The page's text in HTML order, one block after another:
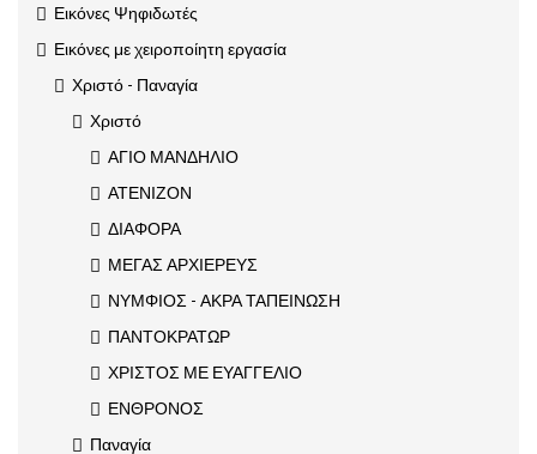
Εικόνες Ψηφιδωτές
Εικόνες με χειροποίητη εργασία
Χριστό - Παναγία
Χριστό
ΑΓΙΟ ΜΑΝΔΗΛΙΟ
ΑΤΕΝΙΖΟΝ
ΔΙΑΦΟΡΑ
ΜΕΓΑΣ ΑΡΧΙΕΡΕΥΣ
ΝΥΜΦΙΟΣ - ΑΚΡΑ ΤΑΠΕΙΝΩΣΗ
ΠΑΝΤΟΚΡΑΤΩΡ
ΧΡΙΣΤΟΣ ΜΕ ΕΥΑΓΓΕΛΙΟ
ΕΝΘΡΟΝΟΣ
Παναγία